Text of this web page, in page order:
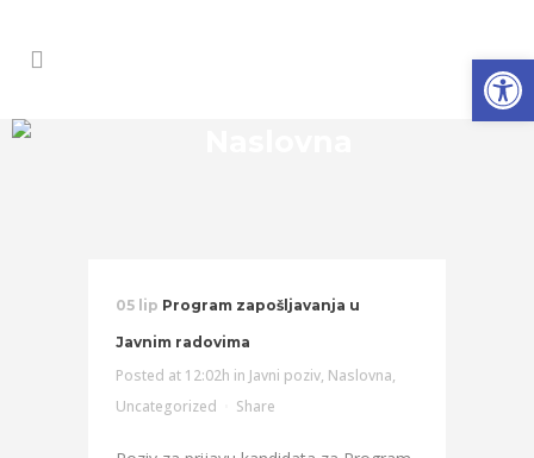
05 lip Program zapošljavanja u
Javnim radovima
Posted at 12:02h in Javni poziv, Naslovna,
Uncategorized
Share